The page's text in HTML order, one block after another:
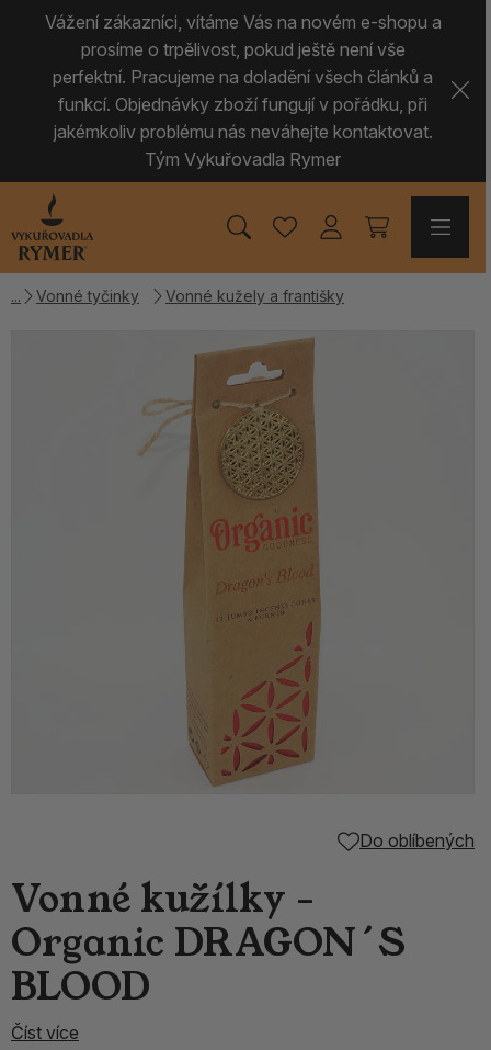
Vážení zákazníci, vítáme Vás na novém e-shopu a
prosíme o trpělivost, pokud ještě není vše
perfektní. Pracujeme na doladění všech článků a
funkcí. Objednávky zboží fungují v pořádku, při
jakémkoliv problému nás neváhejte kontaktovat.
Tým Vykuřovadla Rymer
Vonné tyčinky Vonné kužely a františky
Do oblíbených
Vonné kužílky -
Organic DRAGON´S
BLOOD
Číst více